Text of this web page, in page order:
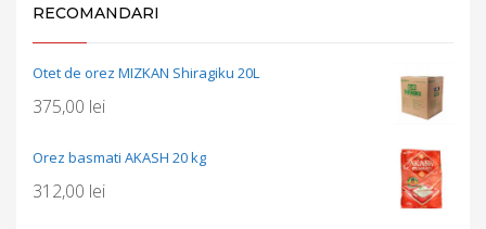
RECOMANDARI
Otet de orez MIZKAN Shiragiku 20L
375,00 lei
Orez basmati AKASH 20 kg
312,00 lei